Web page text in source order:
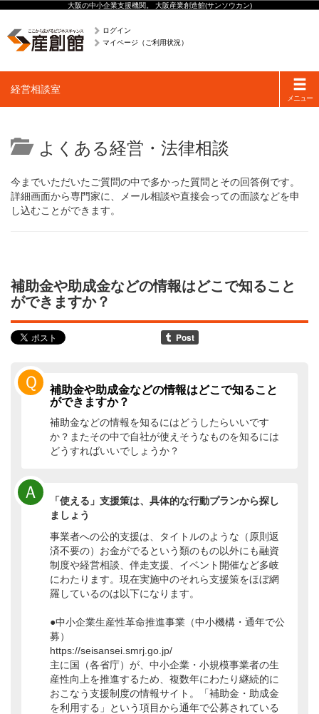
大阪の中小企業支援機関。 大阪産業創造館(サンソウカン)
ログイン
マイページ（ご利用状況）
Toggle
メニュー
経営相談室
よくある経営・法律相談
今までいただいたご質問の中で多かった質問とその回答例です。
詳細画面から専門家に、メール相談や直接会っての面談などを申
し込むことができます。
補助金や助成金などの情報はどこで知ること
ができますか？
Ｑ
補助金や助成金などの情報はどこで知ること
ができますか？
補助金などの情報を知るにはどうしたらいいです
か？またその中で自社が使えそうなものを知るには
どうすればいいでしょうか？
Ａ
「使える」支援策は、具体的な行動プランから探し
ましょう
事業者への公的支援は、タイトルのような（原則返
済不要の）お金がでるという類のもの以外にも融資
制度や経営相談、伴走支援、イベント開催など多岐
にわたります。現在実施中のそれら支援策をほぼ網
羅しているのは以下になります。
●中小企業生産性革命推進事業（中小機構・通年で公
募）
https://seisansei.smrj.go.jp/
主に国（各省庁）が、中小企業・小規模事業者の生
産性向上を推進するため、複数年にわたり継続的に
おこなう支援制度の情報サイト。「補助金・助成金
を利用する」という項目から通年で公募されている